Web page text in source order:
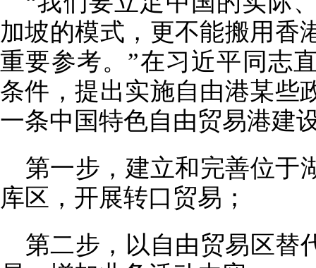
加坡的模式，更不能搬用香
重要参考。”在习近平同志
条件，提出实施自由港某些
一条中国特色自由贸易港建
第一步，建立和完善位于
库区，开展转口贸易；
第二步，以自由贸易区替